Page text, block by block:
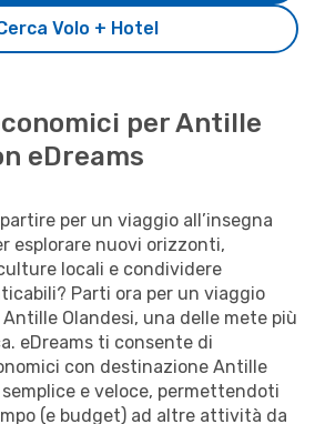
Volo + Hotel
per Antille
eDreams
per un viaggio all’insegna
esplorare nuovi orizzonti,
locali e condividere
Parti ora per un viaggio
Olandesi, una delle mete più
eDreams ti consente di
con destinazione Antille
e veloce, permettendoti
(e budget) ad altre attività da